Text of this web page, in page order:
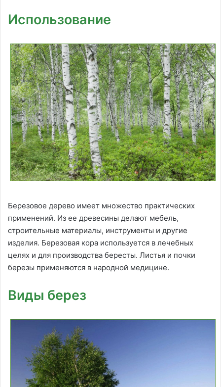
Использование
Березовое дерево имеет множество практических
применений. Из ее древесины делают мебель,
строительные материалы, инструменты и другие
изделия. Березовая кора используется в лечебных
целях и для производства бересты. Листья и почки
березы применяются в народной медицине.
Виды берез